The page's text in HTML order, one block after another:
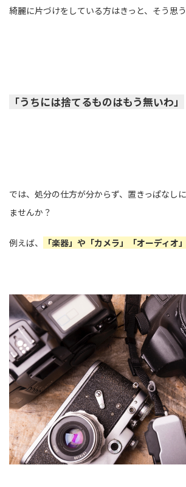
綺麗に片づけをしている方はきっと、そう思う
「うちには捨てるものはもう無いわ」
では、処分の仕方が分からず、置きっぱなし
ませんか？
例えば、 「楽器」や「カメラ」「オーディオ